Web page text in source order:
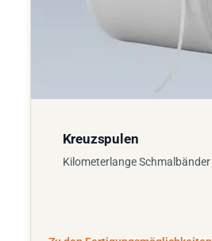
Kreuzspulen
Kilometerlange Schmalbänder